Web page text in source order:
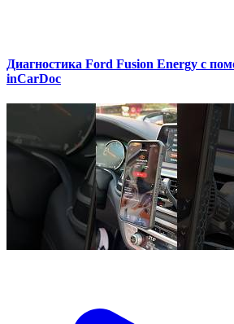
Диагностика Ford Fusion Energy с
inCarDoc